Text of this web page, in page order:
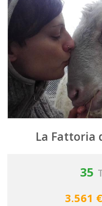
La Fattoria
35
3.561 €